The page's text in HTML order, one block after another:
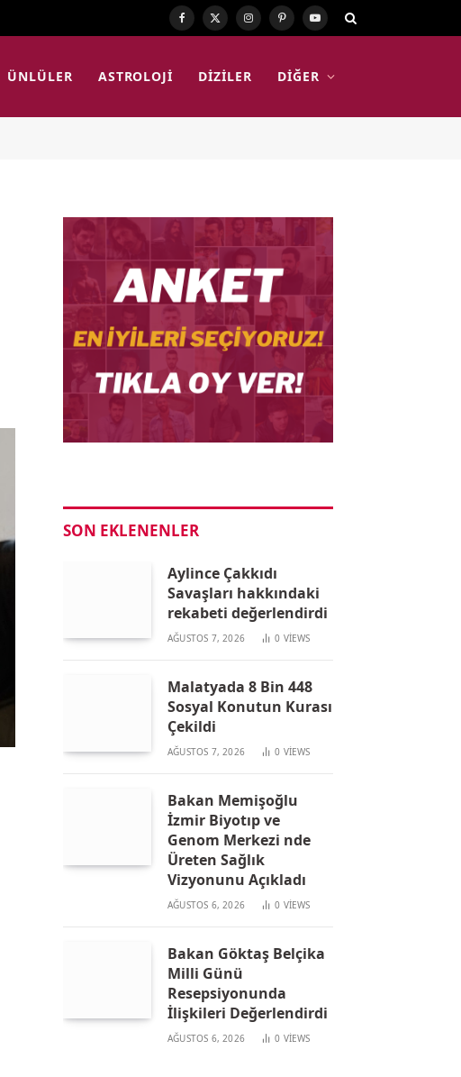
Facebook
X
Instagram
PinterestYouTube
ÜNLÜLER ASTROLOJI DIZILER DIĞER
SON EKLENENLER
Aylince Çakkıdı
Savaşları hakkındaki
rekabeti değerlendirdi
AĞUSTOS 7, 2026 0 VIEWS
Malatyada 8 Bin 448
Sosyal Konutun Kurası
Çekildi
AĞUSTOS 7, 2026 0 VIEWS
Bakan Memişoğlu
İzmir Biyotıp ve
Genom Merkezi nde
Üreten Sağlık
Vizyonunu Açıkladı
AĞUSTOS 6, 2026 0 VIEWS
Bakan Göktaş Belçika
Milli Günü
Resepsiyonunda
İlişkileri Değerlendirdi
AĞUSTOS 6, 2026 0 VIEWS